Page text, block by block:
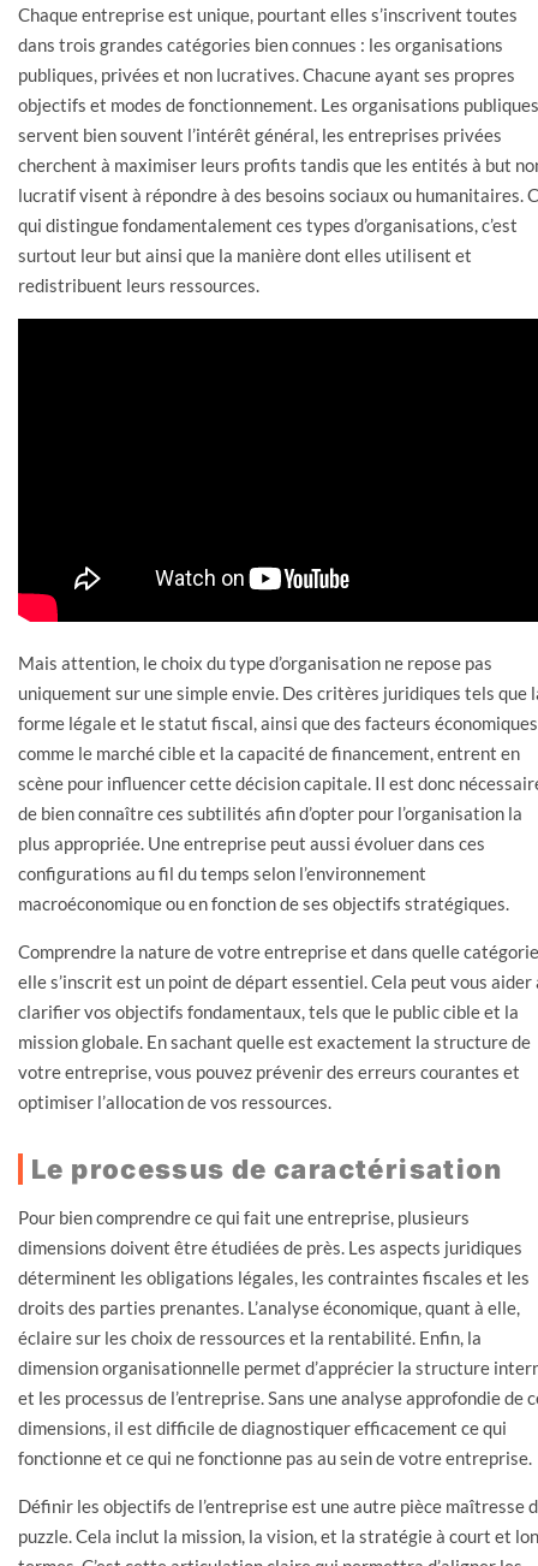
Chaque entreprise est unique, pourtant elles s’inscrivent toutes
dans trois grandes catégories bien connues : les organisations
publiques, privées et non lucratives. Chacune ayant ses propres
objectifs et modes de fonctionnement. Les organisations publiques
servent bien souvent l’intérêt général, les entreprises privées
cherchent à maximiser leurs profits tandis que les entités à but
lucratif visent à répondre à des besoins sociaux ou humanitaires.
qui distingue fondamentalement ces types d’organisations, c’est
surtout leur but ainsi que la manière dont elles utilisent et
redistribuent leurs ressources.
Mais attention, le choix du type d’organisation ne repose pas
uniquement sur une simple envie. Des critères juridiques tels que
forme légale et le statut fiscal, ainsi que des facteurs économiques
comme le marché cible et la capacité de financement, entrent en
scène pour influencer cette décision capitale. Il est donc
de bien connaître ces subtilités afin d’opter pour l’organisation la
plus appropriée. Une entreprise peut aussi évoluer dans ces
configurations au fil du temps selon l’environnement
macroéconomique ou en fonction de ses objectifs stratégiques.
Comprendre la nature de votre entreprise et dans quelle catégorie
elle s’inscrit est un point de départ essentiel. Cela peut vous aider
clarifier vos objectifs fondamentaux, tels que le public cible et la
mission globale. En sachant quelle est exactement la structure de
votre entreprise, vous pouvez prévenir des erreurs courantes et
optimiser l’allocation de vos ressources.
Le processus de caractérisation
Pour bien comprendre ce qui fait une entreprise, plusieurs
dimensions doivent être étudiées de près. Les aspects juridiques
déterminent les obligations légales, les contraintes fiscales et les
droits des parties prenantes. L’analyse économique, quant à elle,
éclaire sur les choix de ressources et la rentabilité. Enfin, la
dimension organisationnelle permet d’apprécier la structure
et les processus de l’entreprise. Sans une analyse approfondie de
dimensions, il est difficile de diagnostiquer efficacement ce qui
fonctionne et ce qui ne fonctionne pas au sein de votre entreprise.
Définir les objectifs de l’entreprise est une autre pièce maîtresse
puzzle. Cela inclut la mission, la vision, et la stratégie à court et